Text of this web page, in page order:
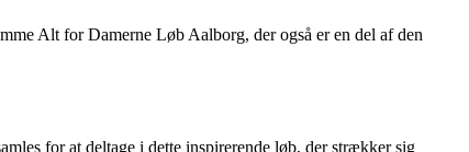
Alt for Damerne Løb Aalborg, der også er en del af den
for at deltage i dette inspirerende løb, der strækker sig